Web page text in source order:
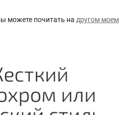
можете почитать на другом моем